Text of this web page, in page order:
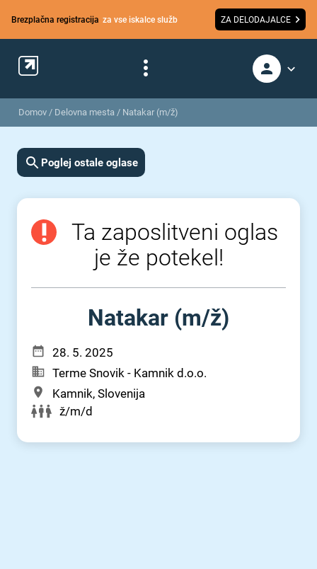
Brezplačna registracija za vse iskalce služb ZA DELODAJALCE
Domov / Delovna mesta / Natakar (m/ž)
Poglej ostale oglase
Ta zaposlitveni oglas
je že potekel!
Natakar (m⁠/⁠ž)
28. 5. 2025
Terme Snovik - Kamnik d.o.o.
Kamnik, Slovenija
ž/m/d